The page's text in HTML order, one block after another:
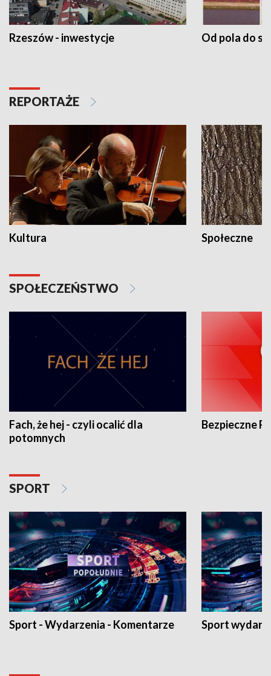
Rzeszów - inwestycje Od pola do
REPORTAŻE
Kultura Społeczne
SPOŁECZEŃSTWO
Fach, że hej - czyli ocalić dla
potomnych
Bezpieczne
SPORT
Sport - Wydarzenia - Komentarze Sport